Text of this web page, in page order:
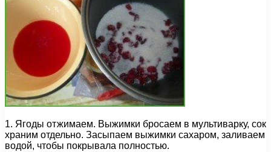
1. Ягоды отжимаем. Выжимки бросаем в мультиварку, сок
храним отдельно. Засыпаем выжимки сахаром, заливаем
водой, чтобы покрывала полностью.